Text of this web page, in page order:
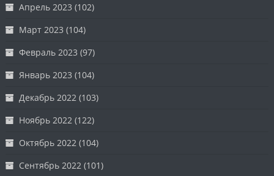
Апрель 2023 (102)
Март 2023 (104)
Февраль 2023 (97)
Январь 2023 (104)
Декабрь 2022 (103)
Ноябрь 2022 (122)
Октябрь 2022 (104)
Сентябрь 2022 (101)